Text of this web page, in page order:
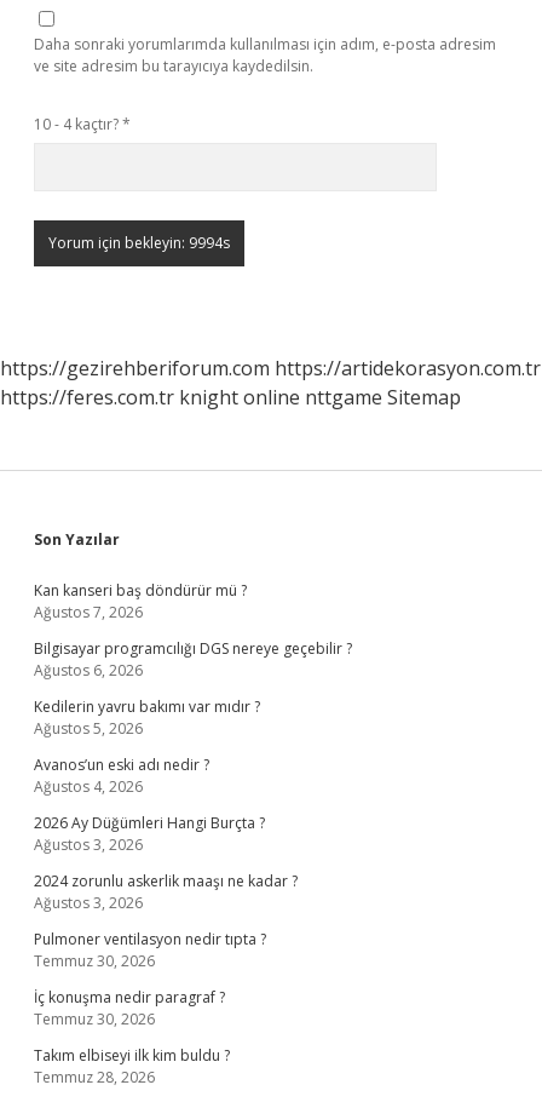
Daha sonraki yorumlarımda kullanılması için adım, e-posta adresim
ve site adresim bu tarayıcıya kaydedilsin.
10 - 4 kaçtır?*
https://gezirehberiforum.com https://artidekorasyon.com.tr
https://feres.com.tr knight online nttgame Sitemap
Sidebar
Son Yazılar
Kan kanseri baş döndürür mü ?
Ağustos 7, 2026
Bilgisayar programcılığı DGS nereye geçebilir ?
Ağustos 6, 2026
Kedilerin yavru bakımı var mıdır ?
Ağustos 5, 2026
Avanos’un eski adı nedir ?
Ağustos 4, 2026
2026 Ay Düğümleri Hangi Burçta ?
Ağustos 3, 2026
2024 zorunlu askerlik maaşı ne kadar ?
Ağustos 3, 2026
Pulmoner ventilasyon nedir tıpta ?
Temmuz 30, 2026
İç konuşma nedir paragraf ?
Temmuz 30, 2026
Takım elbiseyi ilk kim buldu ?
Temmuz 28, 2026